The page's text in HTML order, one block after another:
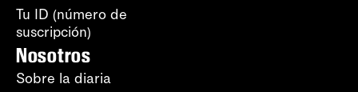
Tu ID (número de
suscripción)
Nosotros
Sobre la diaria